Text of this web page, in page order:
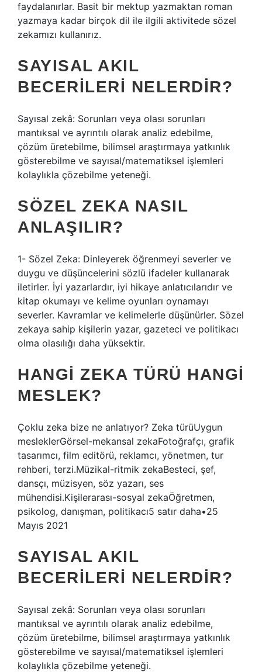
faydalanırlar. Basit bir mektup yazmaktan roman
yazmaya kadar birçok dil ile ilgili aktivitede sözel
zekamızı kullanırız.
SAYISAL AKIL
BECERILERI NELERDIR?
Sayısal zekâ: Sorunları veya olası sorunları
mantıksal ve ayrıntılı olarak analiz edebilme,
çözüm üretebilme, bilimsel araştırmaya yatkınlık
gösterebilme ve sayısal/matematiksel işlemleri
kolaylıkla çözebilme yeteneği.
SÖZEL ZEKA NASIL
ANLAŞILIR?
1- Sözel Zeka: Dinleyerek öğrenmeyi severler ve
duygu ve düşüncelerini sözlü ifadeler kullanarak
iletirler. İyi yazarlardır, iyi hikaye anlatıcılarıdır ve
kitap okumayı ve kelime oyunları oynamayı
severler. Kavramlar ve kelimelerle düşünürler. Sözel
zekaya sahip kişilerin yazar, gazeteci ve politikacı
olma olasılığı daha yüksektir.
HANGI ZEKA TÜRÜ HANGI
MESLEK?
Çoklu zeka bize ne anlatıyor? Zeka türüUygun
mesleklerGörsel-mekansal zekaFotoğrafçı, grafik
tasarımcı, film editörü, reklamcı, yönetmen, tur
rehberi, terzi.Müzikal-ritmik zekaBesteci, şef,
dansçı, müzisyen, söz yazarı, ses
mühendisi.Kişilerarası-sosyal zekaÖğretmen,
psikolog, danışman, politikacı5 satır daha•25
Mayıs 2021
SAYISAL AKIL
BECERILERI NELERDIR?
Sayısal zekâ: Sorunları veya olası sorunları
mantıksal ve ayrıntılı olarak analiz edebilme,
çözüm üretebilme, bilimsel araştırmaya yatkınlık
gösterebilme ve sayısal/matematiksel işlemleri
kolaylıkla çözebilme yeteneği.